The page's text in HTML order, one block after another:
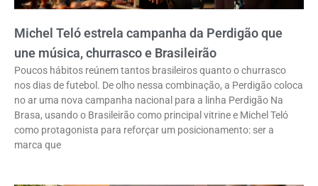
Michel Teló estrela campanha da Perdigão que
une música, churrasco e Brasileirão
Poucos hábitos reúnem tantos brasileiros quanto o churrasco
nos dias de futebol. De olho nessa combinação, a Perdigão coloca
no ar uma nova campanha nacional para a linha Perdigão Na
Brasa, usando o Brasileirão como principal vitrine e Michel Teló
como protagonista para reforçar um posicionamento: ser a
marca que